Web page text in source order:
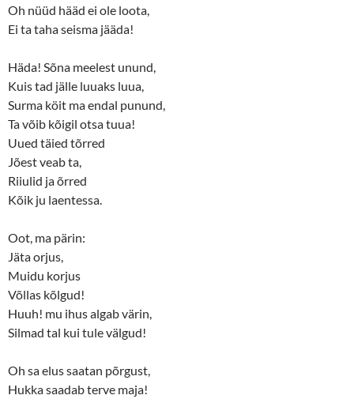
Oh nüüd hääd ei ole loota,
Ei ta taha seisma jääda!
Häda! Sõna meelest unund,
Kuis tad jälle luuaks luua,
Surma köit ma endal punund,
Ta võib kõigil otsa tuua!
Uued täied tõrred
Jõest veab ta,
Riiulid ja õrred
Kõik ju laentessa.
Oot, ma pärin:
Jäta orjus,
Muidu korjus
Võllas kõlgud!
Huuh! mu ihus algab värin,
Silmad tal kui tule välgud!
Oh sa elus saatan põrgust,
Hukka saadab terve maja!